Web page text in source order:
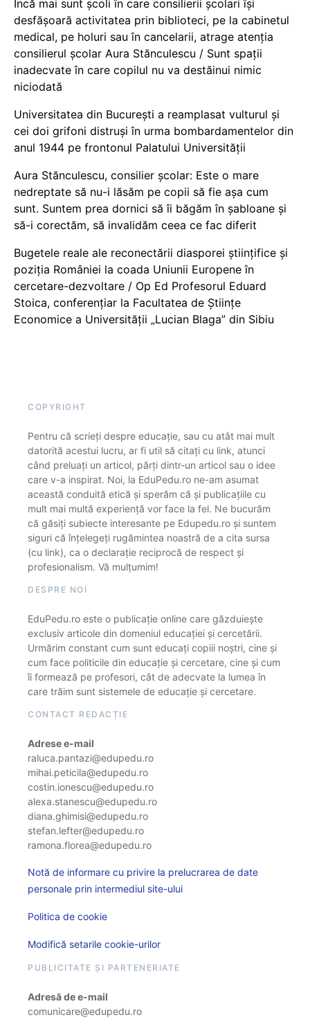
Încă mai sunt școli în care consilierii școlari își
desfășoară activitatea prin biblioteci, pe la cabinetul
medical, pe holuri sau în cancelarii, atrage atenția
consilierul școlar Aura Stănculescu / Sunt spații
inadecvate în care copilul nu va destăinui nimic
niciodată
Universitatea din București a reamplasat vulturul și
cei doi grifoni distruși în urma bombardamentelor din
anul 1944 pe frontonul Palatului Universității
Aura Stănculescu, consilier școlar: Este o mare
nedreptate să nu-i lăsăm pe copii să fie așa cum
sunt. Suntem prea dornici să îi băgăm în șabloane și
să-i corectăm, să invalidăm ceea ce fac diferit
Bugetele reale ale reconectării diasporei științifice și
poziția României la coada Uniunii Europene în
cercetare-dezvoltare / Op Ed Profesorul Eduard
Stoica, conferențiar la Facultatea de Științe
Economice a Universității „Lucian Blaga” din Sibiu
COPYRIGHT
Pentru că scrieți despre educație, sau cu atât mai mult
datorită acestui lucru, ar fi util să citați cu link, atunci
când preluați un articol, părți dintr-un articol sau o idee
care v-a inspirat. Noi, la EduPedu.ro ne-am asumat
această conduită etică și sperăm că și publicațiile cu
mult mai multă experiență vor face la fel. Ne bucurăm
că găsiți subiecte interesante pe Edupedu.ro și suntem
siguri că înțelegeți rugămintea noastră de a cita sursa
(cu link), ca o declarație reciprocă de respect și
profesionalism. Vă mulțumim!
DESPRE NOI
EduPedu.ro este o publicație online care găzduiește
exclusiv articole din domeniul educației și cercetării.
Urmărim constant cum sunt educați copiii noștri, cine și
cum face politicile din educație și cercetare, cine și cum
îi formează pe profesori, cât de adecvate la lumea în
care trăim sunt sistemele de educație și cercetare.
CONTACT REDACȚIE
Adrese e-mail
raluca.pantazi@edupedu.ro
mihai.peticila@edupedu.ro
costin.ionescu@edupedu.ro
alexa.stanescu@edupedu.ro
diana.ghimisi@edupedu.ro
stefan.lefter@edupedu.ro
ramona.florea@edupedu.ro
Notă de informare cu privire la prelucrarea de date
personale prin intermediul site-ului
Politica de cookie
Modifică setarile cookie-urilor
PUBLICITATE ȘI PARTENERIATE
Adresă de e-mail
comunicare@edupedu.ro